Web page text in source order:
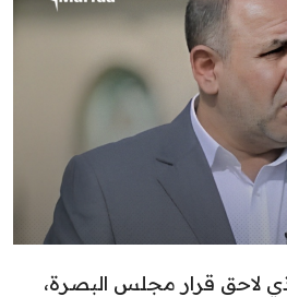
لاحق قرار مجلس البصرة،